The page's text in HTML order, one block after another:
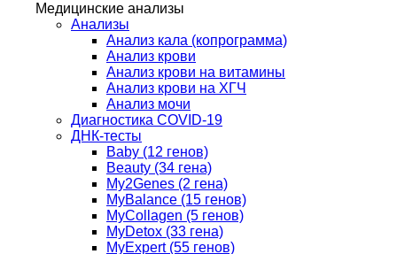
Медицинские анализы
Анализы
Анализ кала (копрограмма)
Анализ крови
Анализ крови на витамины
Анализ крови на ХГЧ
Анализ мочи
Диагностика COVID-19
ДНК-тесты
Baby (12 генов)
Beauty (34 гена)
My2Genes (2 гена)
MyBalance (15 генов)
MyCollagen (5 генов)
MyDetox (33 гена)
MyExpert (55 генов)